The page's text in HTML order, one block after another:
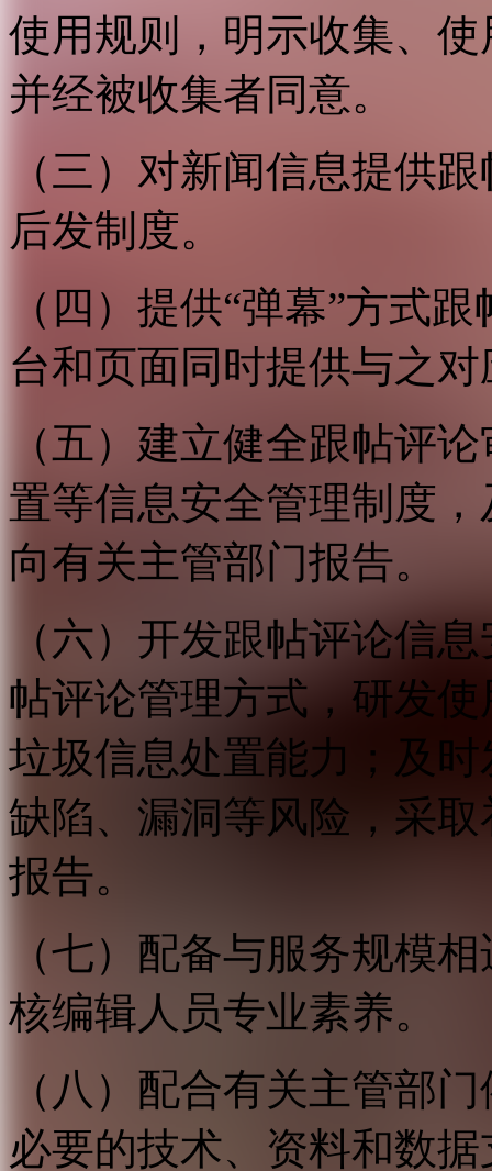
使用规则，明示收集、
并经被收集者同意。
（三）对新闻信息提供
后发制度。
（四）提供“弹幕”方式
台和页面同时提供与之
（五）建立健全跟帖评
置等信息安全管理制度
向有关主管部门报告。
（六）开发跟帖评论信
帖评论管理方式，研发
垃圾信息处置能力；及
缺陷、漏洞等风险，采
报告。
（七）配备与服务规模
核编辑人员专业素养。
（八）配合有关主管部
必要的技术、资料和数